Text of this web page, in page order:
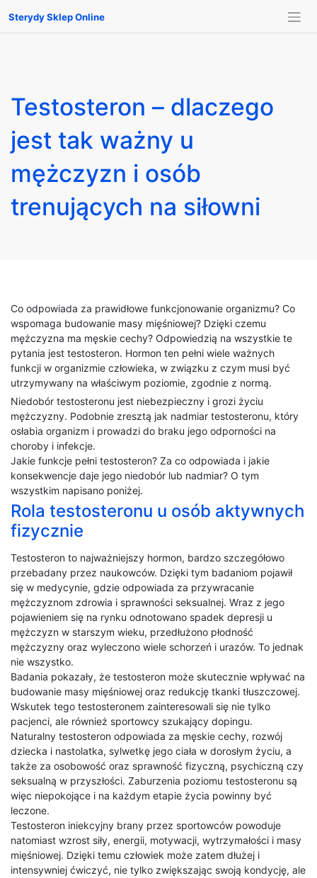
Sterydy Sklep Online
Testosteron – dlaczego
jest tak ważny u
mężczyzn i osób
trenujących na siłowni
Co odpowiada za prawidłowe funkcjonowanie organizmu? Co
wspomaga budowanie masy mięśniowej? Dzięki czemu
mężczyzna ma męskie cechy? Odpowiedzią na wszystkie te
pytania jest testosteron. Hormon ten pełni wiele ważnych
funkcji w organizmie człowieka, w związku z czym musi być
utrzymywany na właściwym poziomie, zgodnie z normą.
Niedobór testosteronu jest niebezpieczny i grozi życiu
mężczyzny. Podobnie zresztą jak nadmiar testosteronu, który
osłabia organizm i prowadzi do braku jego odporności na
choroby i infekcje.
Jakie funkcje pełni testosteron? Za co odpowiada i jakie
konsekwencje daje jego niedobór lub nadmiar? O tym
wszystkim napisano poniżej.
Rola testosteronu u osób aktywnych
fizycznie
Testosteron to najważniejszy hormon, bardzo szczegółowo
przebadany przez naukowców. Dzięki tym badaniom pojawił
się w medycynie, gdzie odpowiada za przywracanie
mężczyznom zdrowia i sprawności seksualnej. Wraz z jego
pojawieniem się na rynku odnotowano spadek depresji u
mężczyzn w starszym wieku, przedłużono płodność
mężczyzny oraz wyleczono wiele schorzeń i urazów. To jednak
nie wszystko.
Badania pokazały, że testosteron może skutecznie wpływać na
budowanie masy mięśniowej oraz redukcję tkanki tłuszczowej.
Wskutek tego testosteronem zainteresowali się nie tylko
pacjenci, ale również sportowcy szukający dopingu.
Naturalny testosteron odpowiada za męskie cechy, rozwój
dziecka i nastolatka, sylwetkę jego ciała w dorosłym życiu, a
także za osobowość oraz sprawność fizyczną, psychiczną czy
seksualną w przyszłości. Zaburzenia poziomu testosteronu są
więc niepokojące i na każdym etapie życia powinny być
leczone.
Testosteron iniekcyjny brany przez sportowców powoduje
natomiast wzrost siły, energii, motywacji, wytrzymałości i masy
mięśniowej. Dzięki temu człowiek może zatem dłużej i
intensywniej ćwiczyć, nie tylko zwiększając swoją kondycję, ale